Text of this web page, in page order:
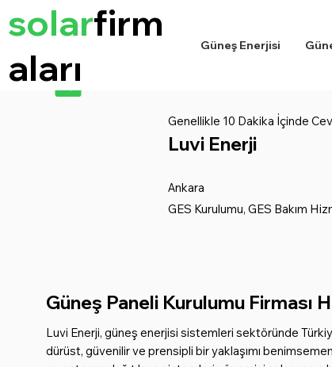
solarfirm
aları
Güneş Enerjisi
Güneş Paneli Kurulumu Firması
Luvi Enerji, güneş enerjisi sistemleri sektöründe
dürüst, güvenilir ve prensipli bir yaklaşımı
Genellikle 10 Dakika İçinde
Luvi Enerji
Ankara
GES Kurulumu, GES Bakım